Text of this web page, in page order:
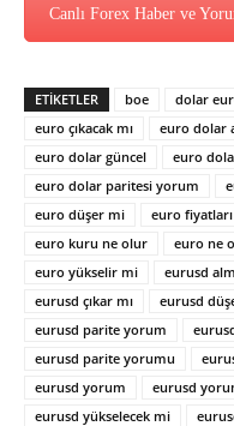
Canlı Forex Haber ve
ETİKETLER boe dolar
euro çıkacak mı
euro dolar
euro dolar güncel
euro
euro dolar paritesi yorum
euro düşer mi
euro fiyatları
euro kuru ne olur
euro ne
euro yükselir mi
eurusd
eurusd çıkar mı
eurusd
eurusd parite yorum
eurusd parite yorumu
eurusd yorum
eurusd
eurusd yükselecek mi